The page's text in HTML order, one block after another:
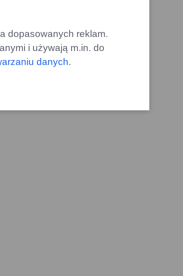
dopasowanych reklam.
i używają m.in. do
danych.